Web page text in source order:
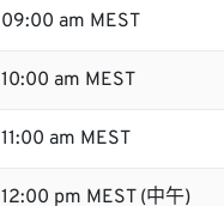
09:00 am MEST
10:00 am MEST
11:00 am MEST
12:00 pm MEST (中午)